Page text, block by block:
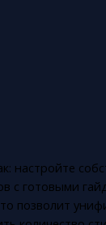
настройте
с готовыми
позволит